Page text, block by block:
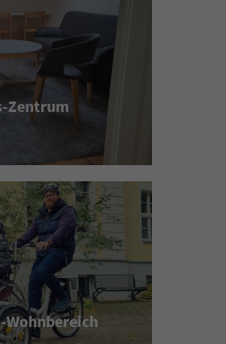
Zentrum
Wohnbereich